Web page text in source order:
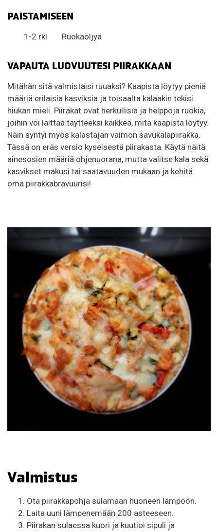
PAISTAMISEEN
1-2 rkl Ruokaöljyä
VAPAUTA LUOVUUTESI PIIRAKKAAN
Mitähän sitä valmistaisi ruuaksi? Kaapista löytyy pieniä
määriä erilaisia kasviksia ja toisaalta kalaakin tekisi
hiukan mieli. Piirakat ovat herkullisia ja helppoja ruokia,
joihin voi laittaa täytteeksi kaikkea, mitä kaapista löytyy.
Näin syntyi myös kalastajan vaimon savukalapiirakka.
Tässä on eräs versio kyseisestä piirakasta. Käytä näitä
ainesosien määriä ohjenuorana, mutta valitse kala sekä
kasvikset makusi tai saatavuuden mukaan ja kehitä
oma piirakkabravuurisi!
Valmistus
Ota piirakkapohja sulamaan huoneen lämpöön.
Laita uuni lämpenemään 200 asteeseen.
Piirakan sulaessa kuori ja kuutioi sipuli ja